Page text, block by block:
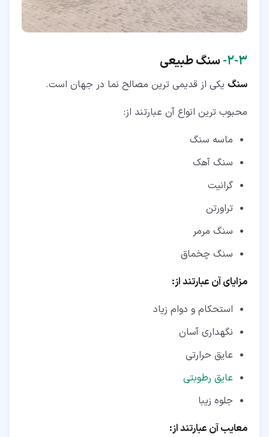
۳‏-‏۲‏- سنگ طبیعی
سنگ یکی از قدیمی ترین مصالح نما در جهان است.
محبوب ترین انواع آن عبارتند از:
ماسه سنگ
سنگ آهک
گرانیت
تراورتن
سنگ مرمر
سنگ چخماق
مزایای آن عبارتند از:
استحکام و دوام زیاد
نگهداری آسان
عایق حرارتی
عایق رطوبتی
جلوه زیبا
معایب آن عبارتند از: